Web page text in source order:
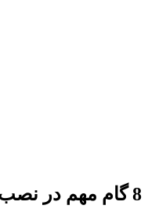
8 گام مهم در نصب سوله